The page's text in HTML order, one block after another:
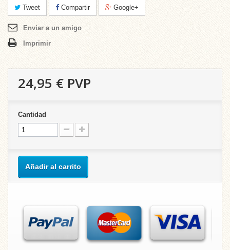
Tweet Compartir Google+
Enviar a un amigo
Imprimir
24,95 € PVP
Cantidad
Añadir al carrito